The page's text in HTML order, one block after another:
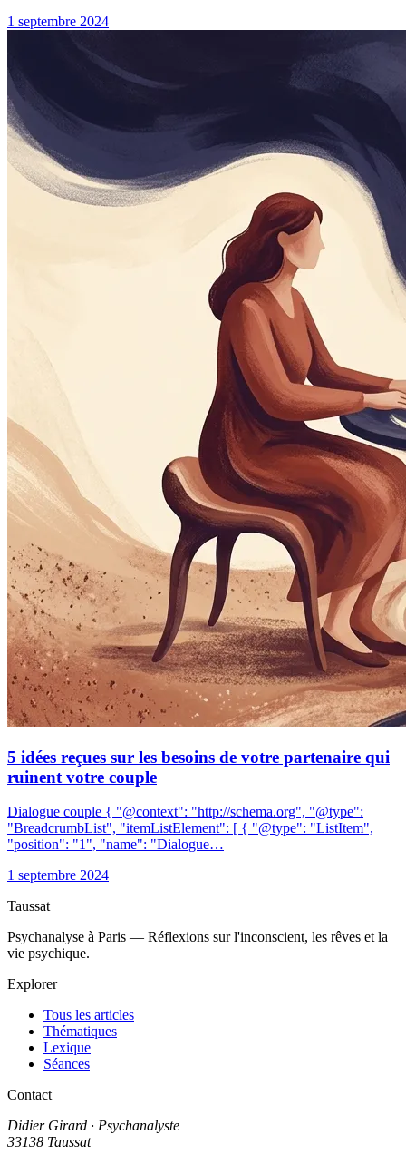
1 septembre 2024
5 idées reçues sur les besoins de votre partenaire qui
ruinent votre couple
Dialogue couple { "@context": "http://schema.org", "@type":
"BreadcrumbList", "itemListElement": [ { "@type": "ListItem",
"position": "1", "name": "Dialogue…
1 septembre 2024
Taussat
Psychanalyse à Paris — Réflexions sur l'inconscient, les rêves et la
vie psychique.
Explorer
Tous les articles
Thématiques
Lexique
Séances
Contact
Didier Girard · Psychanalyste
33138 Taussat